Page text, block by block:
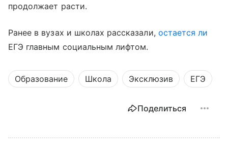
продолжает расти.
Ранее в вузах и школах рассказали, остается ли
ЕГЭ главным социальным лифтом.
Образование Школа Эксклюзив ЕГЭ
Поделиться